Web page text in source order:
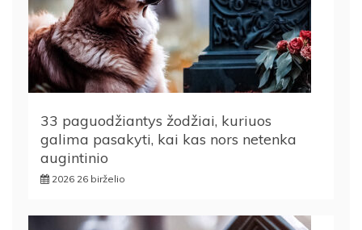
33 paguodžiantys žodžiai, kuriuos
galima pasakyti, kai kas nors netenka
augintinio
2026 26 birželio